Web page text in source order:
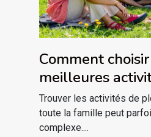
Comment
meilleures
air pour votre
Trouver les activités de
toute la famille peut
complexe....